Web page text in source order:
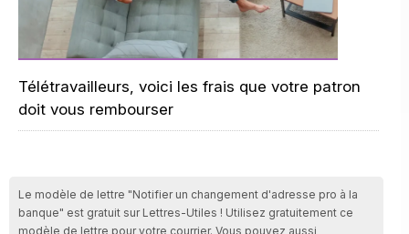
Télétravailleurs, voici les frais que votre patron
doit vous rembourser
Le modèle de lettre "Notifier un changement d'adresse pro à la
banque" est gratuit sur Lettres-Utiles ! Utilisez gratuitement ce
modèle de lettre pour votre courrier. Vous pouvez aussi